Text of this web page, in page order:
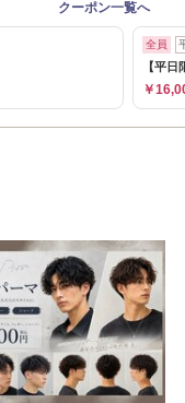
クーポン一覧へ
全員
【平
￥